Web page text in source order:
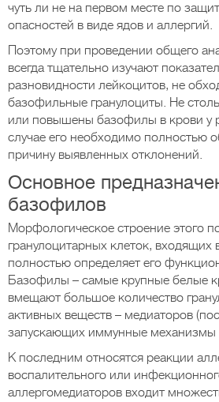
чуть ли не на первом месте по
опасностей в виде ядов и аллергий.
Поэтому при проведении общего
всегда тщательно изучают
разновидности лейкоцитов, не
базофильные гранулоциты. Не
или повышены базофилы в крови у
случае его необходимо полностью
причину выявленных отклонений.
Основное
базофилов
Морфологическое строение этого
гранулоцитарных клеток, входящих
полностью определяет его
Базофилы – самые крупные белые
вмещают большое количество
активных веществ – медиаторов
запускающих иммунные механизмы
К последним относятся реакции
воспалительного или
аллергомедиаторов входит